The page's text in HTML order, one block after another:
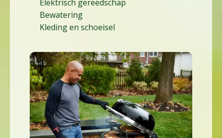
Elektrisch gereedschap
Bewatering
Kleding en schoeisel